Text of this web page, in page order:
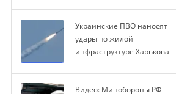
Украинские ПВО наносят
удары по жилой
инфраструктуре Харькова
Видео: Минобороны РФ